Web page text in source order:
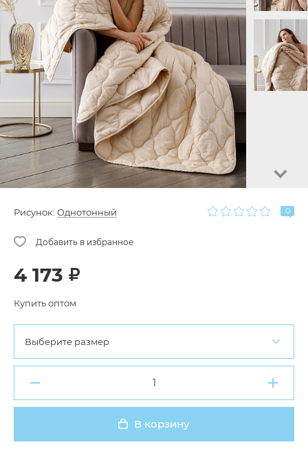
Рисунок: Однотонный 0
4 173
Купить оптом
Выберите размер
В корзину